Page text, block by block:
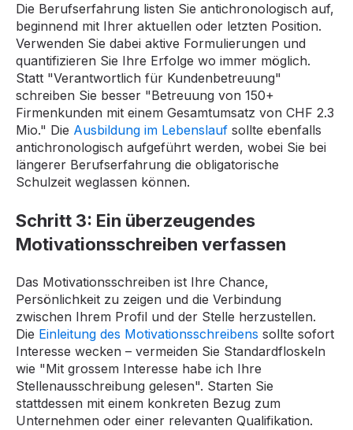
Die Berufserfahrung listen Sie antichronologisch auf,
beginnend mit Ihrer aktuellen oder letzten Position.
Verwenden Sie dabei aktive Formulierungen und
quantifizieren Sie Ihre Erfolge wo immer möglich.
Statt "Verantwortlich für Kundenbetreuung"
schreiben Sie besser "Betreuung von 150+
Firmenkunden mit einem Gesamtumsatz von CHF 2.3
Mio." Die Ausbildung im Lebenslauf sollte ebenfalls
antichronologisch aufgeführt werden, wobei Sie bei
längerer Berufserfahrung die obligatorische
Schulzeit weglassen können.
Schritt 3: Ein überzeugendes
Motivationsschreiben verfassen
Das Motivationsschreiben ist Ihre Chance,
Persönlichkeit zu zeigen und die Verbindung
zwischen Ihrem Profil und der Stelle herzustellen.
Die Einleitung des Motivationsschreibens sollte sofort
Interesse wecken – vermeiden Sie Standardfloskeln
wie "Mit grossem Interesse habe ich Ihre
Stellenausschreibung gelesen". Starten Sie
stattdessen mit einem konkreten Bezug zum
Unternehmen oder einer relevanten Qualifikation.